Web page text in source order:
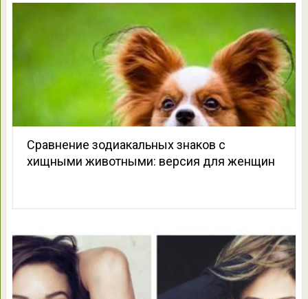
Сравнение зодиакальных знаков с
хищными животными: версия для женщин